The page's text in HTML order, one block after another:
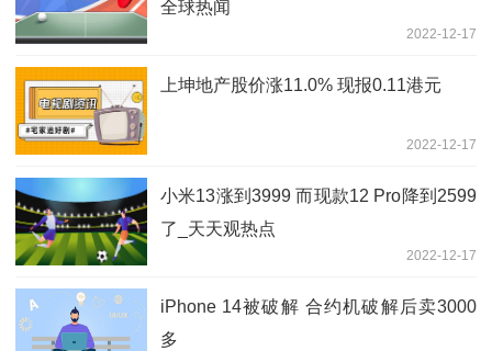
全球热闻
2022-12-17
上坤地产股价涨11.0% 现报0.11港元
2022-12-17
小米13涨到3999 而现款12 Pro降到2599
了_天天观热点
2022-12-17
iPhone 14被破解 合约机破解后卖3000
多